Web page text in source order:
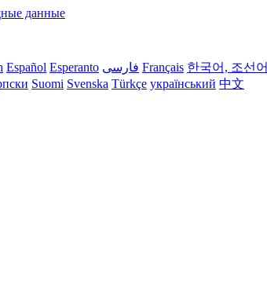
данные
Español Esperanto فارسی Français 한국어, 조선어
Suomi Svenska Türkçe український 中文